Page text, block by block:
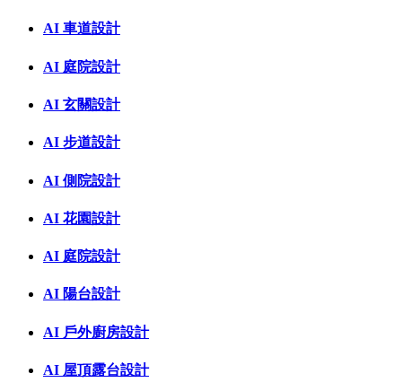
AI 車道設計
AI 庭院設計
AI 玄關設計
AI 步道設計
AI 側院設計
AI 花園設計
AI 庭院設計
AI 陽台設計
AI 戶外廚房設計
AI 屋頂露台設計